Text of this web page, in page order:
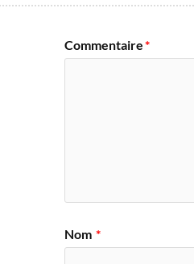
Commentaire*
Nom *